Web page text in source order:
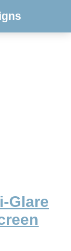
Glare